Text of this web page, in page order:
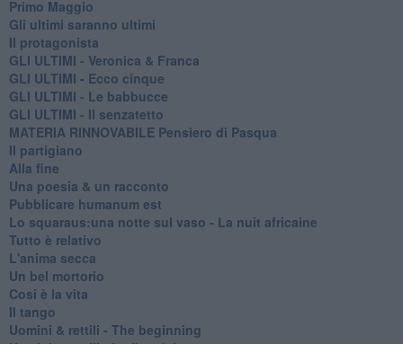
Primo Maggio
Gli ultimi saranno ultimi
Il protagonista
GLI ULTIMI - Veronica & Franca
GLI ULTIMI - Ecco cinque
GLI ULTIMI - Le babbucce
GLI ULTIMI - Il senzatetto
MATERIA RINNOVABILE Pensiero di Pasqua
Il partigiano
Alla fine
Una poesia & un racconto
Pubblicare humanum est
Lo squaraus:una notte sul vaso - La nuit africaine
Tutto è relativo
L'anima secca
Un bel mortorio
Cosi è la vita
Il tango
​Uomini & rettili - The beginning